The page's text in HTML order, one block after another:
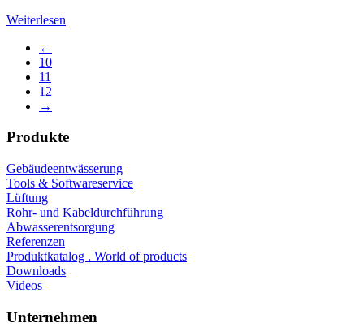
Weiterlesen
←
10
11
12
→
Produkte
Gebäudeentwässerung
Tools & Softwareservice
Lüftung
Rohr- und Kabeldurchführung
Abwasserentsorgung
Referenzen
Produktkatalog . World of products
Downloads
Videos
Unternehmen